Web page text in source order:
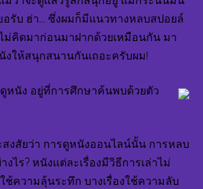
คชั่
อรับ ฮ่า… ซึ่งผมก็มีแนวทางหลบสปอยล์
ม่คิดมาก่อนมาฝากด้วยเหมือนกัน มา
ให้สนุกสนานกันเถอะครับผม!
หนัง อยู่ที่การศึกษาค้นพบด้วยตัว
งสัยว่า การดูหนังออนไลน์นั้น การหลบ
ไร? หนังแต่ละเรื่องมีวิธีการเล่าไม่
ช้ความลุ้นระทึก บางเรื่องใช้ความลับ